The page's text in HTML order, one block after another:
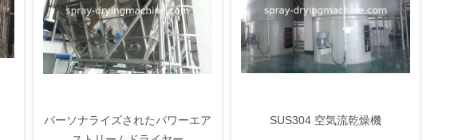
パーソナライズされたパワーエア
SUS304 空気流乾燥機